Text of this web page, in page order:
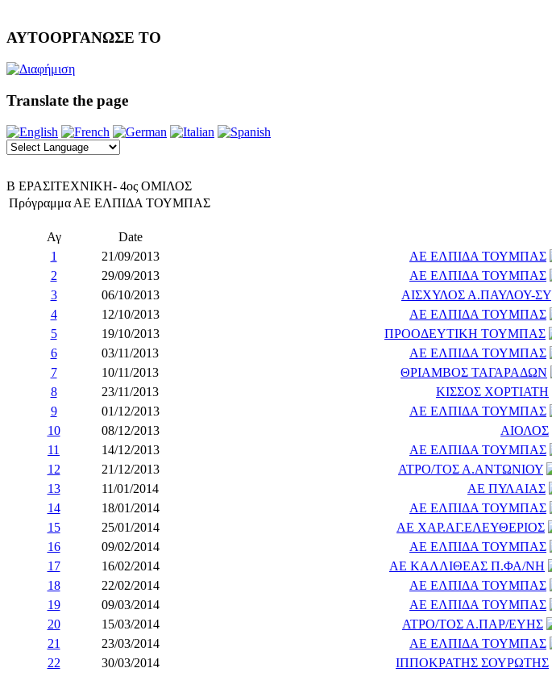
ΑΥΤΟΟΡΓΑΝΩΣΕ ΤΟ
Translate the page
Β ΕΡΑΣΙΤΕΧΝΙΚΗ- 4ος ΟΜΙΛΟΣ
Πρόγραμμα ΑΕ ΕΛΠΙΔΑ ΤΟΥΜΠΑΣ
Αγ
Date
1
21/09/2013 ΑΕ ΕΛΠΙΔΑ ΤΟΥΜΠΑΣ
2
29/09/2013 ΑΕ ΕΛΠΙΔΑ ΤΟΥΜΠΑΣ
3
06/10/2013 ΑΙΣΧΥΛΟΣ Α.ΠΑΥΛΟΥ-ΣΥ
4
12/10/2013 ΑΕ ΕΛΠΙΔΑ ΤΟΥΜΠΑΣ
5
19/10/2013 ΠΡΟΟΔΕΥΤΙΚΗ ΤΟΥΜΠΑΣ
6
03/11/2013 ΑΕ ΕΛΠΙΔΑ ΤΟΥΜΠΑΣ
7
10/11/2013 ΘΡΙΑΜΒΟΣ ΤΑΓΑΡΑΔΩΝ
8
23/11/2013 ΚΙΣΣΟΣ ΧΟΡΤΙΑΤΗ
9
01/12/2013 ΑΕ ΕΛΠΙΔΑ ΤΟΥΜΠΑΣ
10
08/12/2013 ΑΙΟΛΟΣ
11
14/12/2013 ΑΕ ΕΛΠΙΔΑ ΤΟΥΜΠΑΣ
12
21/12/2013 ΑΤΡΟ/ΤΟΣ Α.ΑΝΤΩΝΙΟΥ
13
11/01/2014 ΑΕ ΠΥΛΑΙΑΣ
14
18/01/2014 ΑΕ ΕΛΠΙΔΑ ΤΟΥΜΠΑΣ
15
25/01/2014 ΑΕ ΧΑΡ.ΑΓ.ΕΛΕΥΘΕΡΙΟΣ
16
09/02/2014 ΑΕ ΕΛΠΙΔΑ ΤΟΥΜΠΑΣ
17
16/02/2014 ΑΕ ΚΑΛΛΙΘΕΑΣ Π.ΦΑ/ΝΗ
18
22/02/2014 ΑΕ ΕΛΠΙΔΑ ΤΟΥΜΠΑΣ
19
09/03/2014 ΑΕ ΕΛΠΙΔΑ ΤΟΥΜΠΑΣ
20
15/03/2014 ΑΤΡΟ/ΤΟΣ Α.ΠΑΡ/ΕΥΗΣ
21
23/03/2014 ΑΕ ΕΛΠΙΔΑ ΤΟΥΜΠΑΣ
22
30/03/2014 ΙΠΠΟΚΡΑΤΗΣ ΣΟΥΡΩΤΗΣ